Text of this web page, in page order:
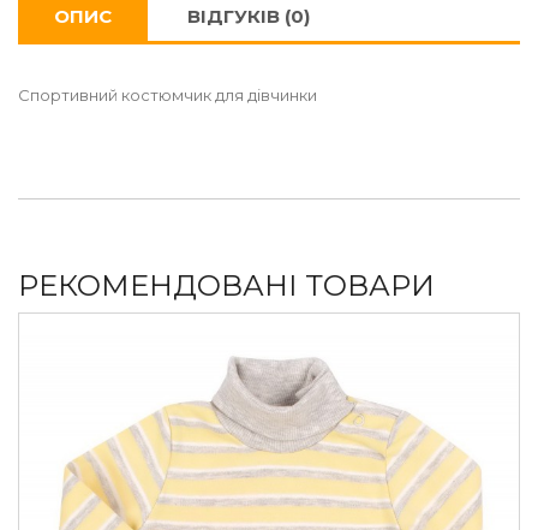
ОПИС ВІДГУКІВ (0)
Спортивний костюмчик для дівчинки
РЕКОМЕНДОВАНІ ТОВАРИ